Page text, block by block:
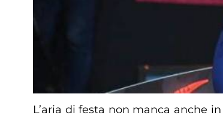
L’aria di festa non manca anche